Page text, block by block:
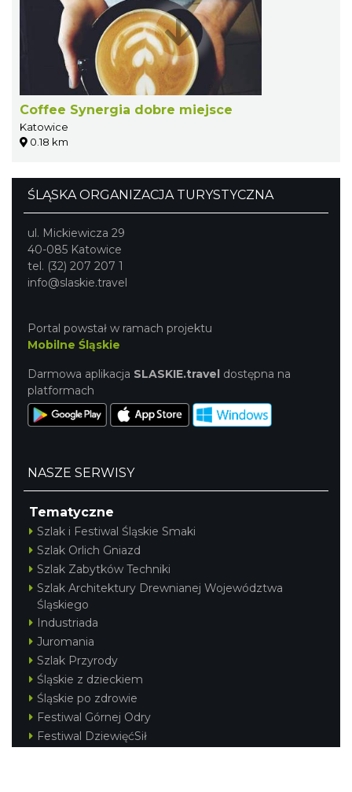
Coffee Synergia dobre miejsce
Katowice
0.18 km
ŚLĄSKA ORGANIZACJA TURYSTYCZNA
ul. Mickiewicza 29
40-085 Katowice
tel. (32) 207 207 1
info@slaskie.travel
Portal powstał w ramach projektu
Mobilne Śląskie
Darmowa aplikacja SLASKIE.travel dostępna na
platformach
NASZE SERWISY
Tematyczne
Szlak i Festiwal Śląskie Smaki
Szlak Orlich Gniazd
Szlak Zabytków Techniki
Szlak Architektury Drewnianej Województwa
Śląskiego
Industriada
Juromania
Szlak Przyrody
Śląskie z dzieckiem
Śląskie po zdrowie
Festiwal Górnej Odry
Festiwal DziewięćSił